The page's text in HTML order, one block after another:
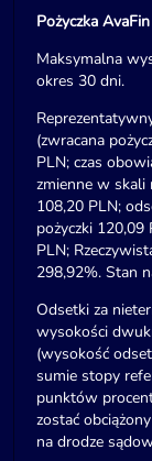
Pożyczka
Maksymalna
okres 30 dni.
(zwracana
PLN; czas
zmienne w skali
108,20 PLN;
pożyczki 120,09
PLN;
298,92%. Stan
Odsetki za
wysokości
(wysokość
sumie stopy
punktów
zostać
na drodze